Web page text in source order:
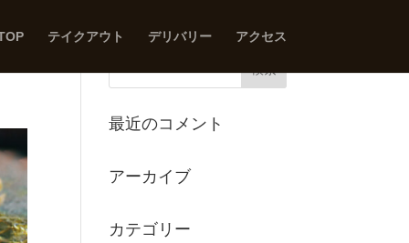
テイクアウト デリバリー アクセス
最近のコメント
アーカイブ
カテゴリー